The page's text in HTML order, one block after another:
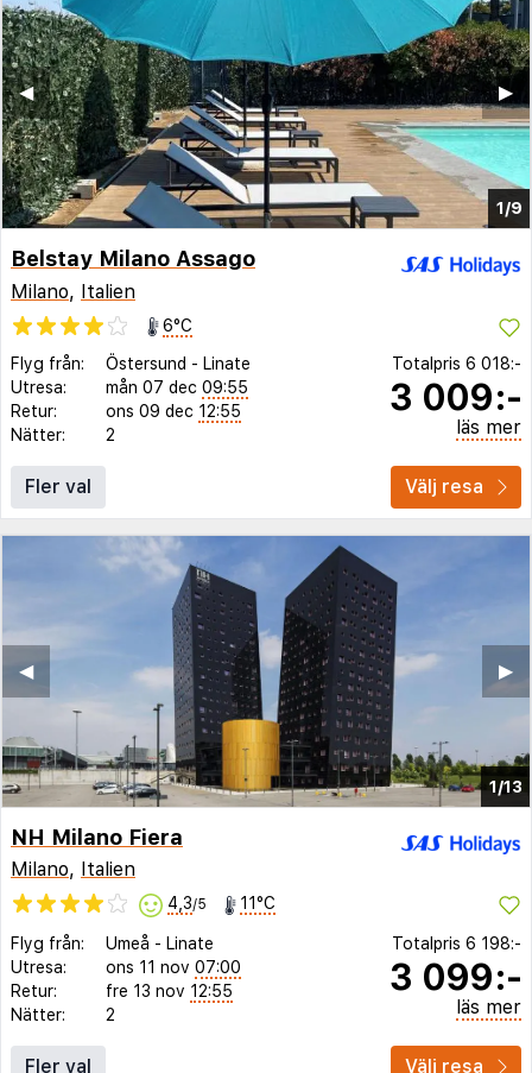
1/9
▶︎
◀︎
Belstay Milano Assago
Milano, Italien
6°C
Flyg från:
Östersund - Linate
Utresa:
mån 07 dec 09:55
Retur:
ons 09 dec 12:55
Nätter:
2
Totalpris 6 018:-
3 009:-
läs mer
Fler val Välj resa
1/13
▶︎
◀︎
NH Milano Fiera
Milano, Italien
4,3/5 11°C
Flyg från: Umeå - Linate
Utresa:
ons 11 nov 07:00
Retur:
fre 13 nov 12:55
Nätter:
2
Totalpris 6 198:-
3 099:-
läs mer
Fler val Välj resa